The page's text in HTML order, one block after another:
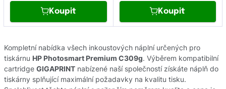
Koupit
Koupit
Kompletní nabídka všech inkoustových náplní určených pro
tiskárnu HP Photosmart Premium C309g. Výběrem kompatibilní
cartridge GIGAPRINT nabízené naší společností získáte náplň do
tiskárny splňující maximální požadavky na kvalitu tisku.